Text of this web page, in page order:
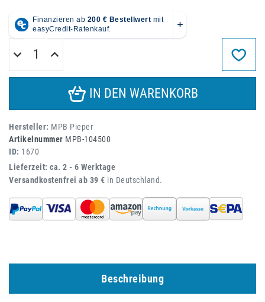
IN DEN WARENKORB
Hersteller: MPB Pieper
Artikelnummer MPB-104500
ID: 1670
Lieferzeit: ca. 2 - 6 Werktage
Versandkostenfrei ab 39 € in Deutschland.
Beschreibung